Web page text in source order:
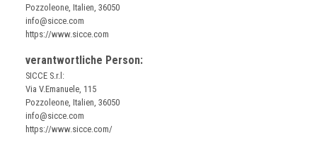
Pozzoleone, Italien, 36050
info@sicce.com
https://www.sicce.com
verantwortliche Person:
SICCE S.r.l:
Via V.Emanuele, 115
Pozzoleone, Italien, 36050
info@sicce.com
https://www.sicce.com/